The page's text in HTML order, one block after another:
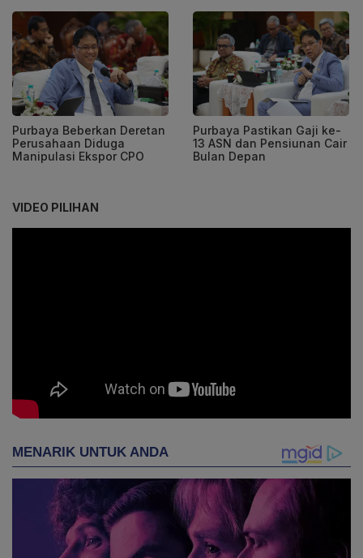
Purbaya Beberkan Deretan
Perusahaan Diduga
Manipulasi Ekspor CPO
Purbaya Pastikan Gaji ke-
13 ASN dan Pensiunan Cair
Bulan Depan
VIDEO PILIHAN